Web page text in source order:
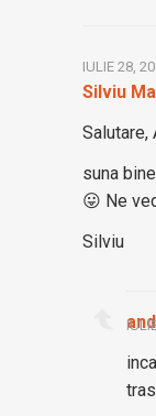
Silviu
IULIE 28,
Salutare,
suna
😛 Ne
Silviu